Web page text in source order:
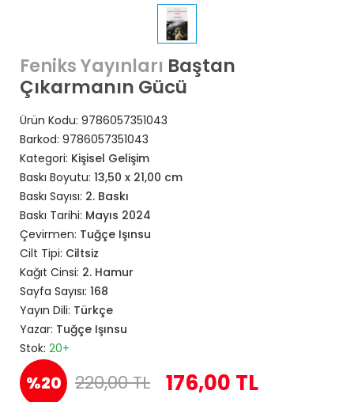
Feniks Yayınları Baştan
Çıkarmanın Gücü
Ürün Kodu: 9786057351043
Barkod: 9786057351043
Kategori: Kişisel Gelişim
Baskı Boyutu: 13,50 x 21,00 cm
Baskı Sayısı: 2. Baskı
Baskı Tarihi: Mayıs 2024
Çevirmen: Tuğçe Işınsu
Cilt Tipi: Ciltsiz
Kağıt Cinsi: 2. Hamur
Sayfa Sayısı: 168
Yayın Dili: Türkçe
Yazar: Tuğçe Işınsu
Stok: 20+
%20 220,00 TL 176,00 TL